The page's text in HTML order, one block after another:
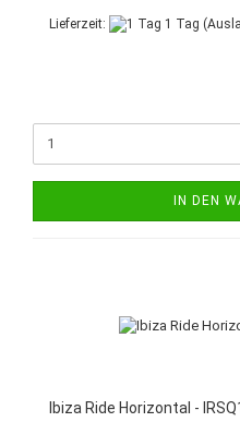
Lieferzeit: 1 Tag
IN DEN
Ibiza Ride Horizontal -